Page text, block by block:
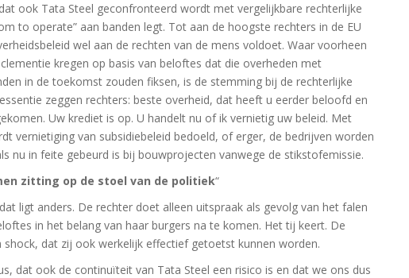
ook Tata Steel geconfronteerd wordt met vergelijkbare rechterlijke
to operate” aan banden legt. Tot aan de hoogste rechters in de EU
wel aan de rechten van de mens voldoet. Waar voorheen
kregen op basis van beloftes dat die overheden met
in de toekomst zouden fiksen, is de stemming bij de rechterlijke
zeggen rechters: beste overheid, dat heeft u eerder beloofd en
Uw krediet is op. U handelt nu of ik vernietig uw beleid. Met
vernietiging van subsidiebeleid bedoeld, of erger, de bedrijven worden
nu in feite gebeurd is bij bouwprojecten vanwege de stikstofemissie.
zitting op de stoel van de politiek“
ligt anders. De rechter doet alleen uitspraak als gevolg van het falen
in het belang van haar burgers na te komen. Het tij keert. De
dat zij ook werkelijk effectief getoetst kunnen worden.
dat ook de continuïteit van Tata Steel een risico is en dat we ons dus